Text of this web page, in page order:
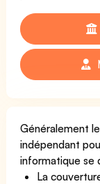
Généralement
indépendant
informatique se
La